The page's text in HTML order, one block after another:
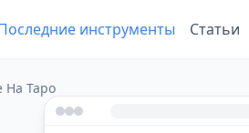
инструменты Статьи
На Таро